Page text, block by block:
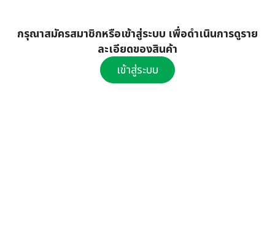
กรุณาสมัครสมาชิกหรือเข้าสู่ระบบ เพื่อดำเนินการดูราย
ละเอียดของสินค้า
เข้าสู่ระบบ